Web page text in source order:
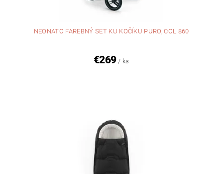
NEONATO FAREBNÝ SET KU KOČÍKU PURO, COL.860
€269 / ks